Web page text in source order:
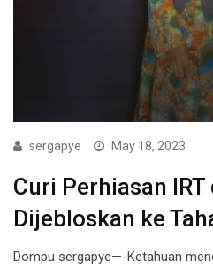
sergapye May 18, 2023
Curi Perhiasan IRT
Dijebloskan ke
Dompu sergapye—-Ketahuan